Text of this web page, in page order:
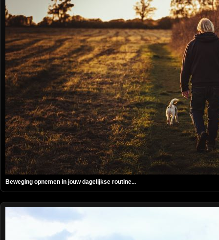
Beweging opnemen in jouw dagelijkse routine...